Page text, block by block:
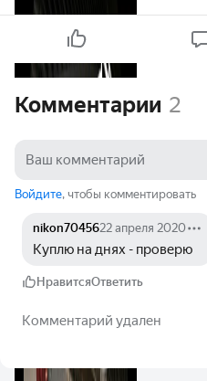
Комментарии 2
Войдите, чтобы комментировать
nikon7045622 апреля 2020
Куплю на днях - проверю
НравитсяОтветить
Комментарий удален